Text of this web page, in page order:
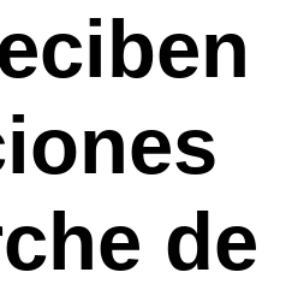
de